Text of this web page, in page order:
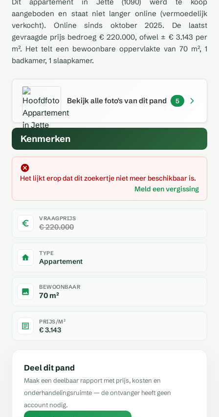
aangeboden en staat niet langer online (vermoedelijk
verkocht). Online sinds oktober 2025. De laatst
gevraagde prijs bedroeg € 220.000, ofwel ± € 3.143 per
m². Het telt een bewoonbare oppervlakte van 70 m², 1
badkamer, 1 slaapkamer.
Bekijk alle foto's van dit pand 5
Kenmerken
Het lijkt erop dat dit zoekertje niet meer beschikbaar is.
Meld een vergissing
VRAAGPRIJS
€ 220.000
TYPE
Appartement
BEWOONBAAR
70 m²
PRIJS/M²
€ 3.143
Deel dit pand
Maak een deelbaar rapport met prijs, kosten en
onderhandelingsruimte — de ontvanger heeft geen
account nodig.